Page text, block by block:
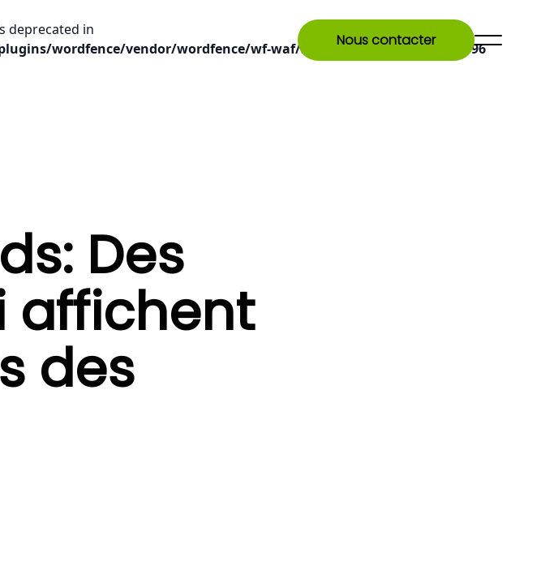
deprecated in
wordfence/vendor/wordfence/wf-waf/src/lib/rules.phpon line 1896
Nous contacter
Des
affichent
des